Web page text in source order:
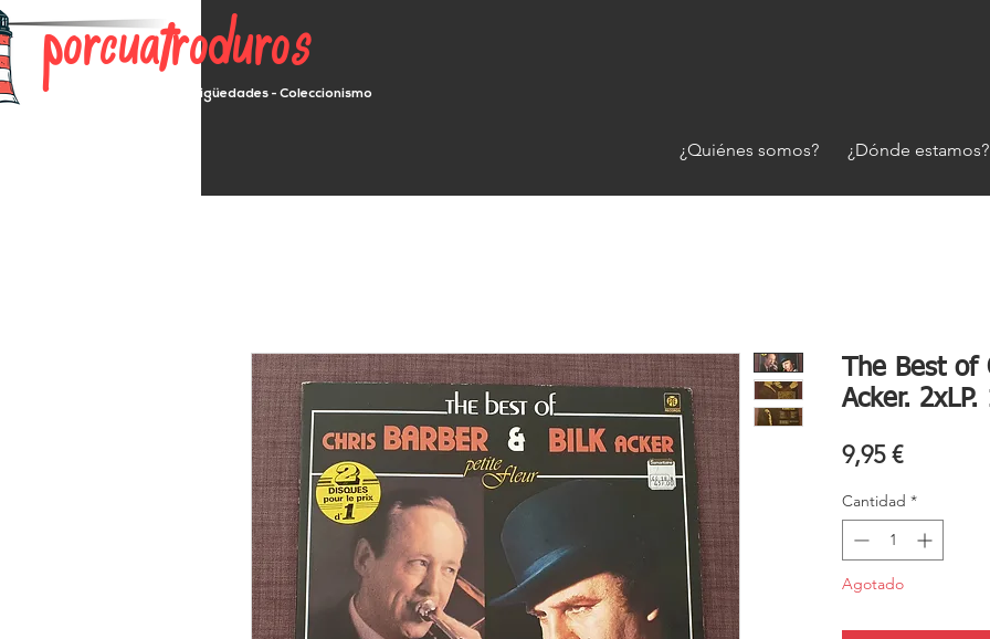
porcuatroduros
Segunda mano - Antigüedades - Coleccionismo
¿Quiénes somos? ¿Dónde estamos?
The Best of
Acker. 2xLP.
9,95 €Precio
Cantidad *
Agotado